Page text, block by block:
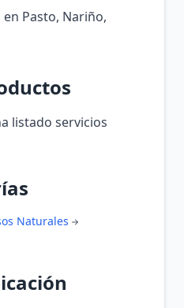
en Pasto, Nariño,
listado servicios
Naturales